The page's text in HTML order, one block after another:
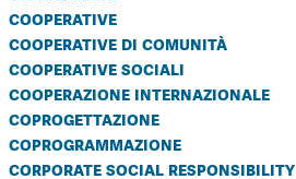
cooperative
cooperative di comunità
cooperative sociali
cooperazione internazionale
coprogettazione
coprogrammazione
corporate social responsibility